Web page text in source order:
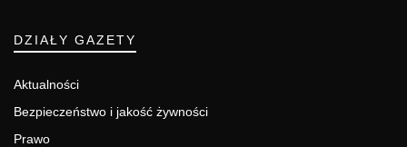
DZIAŁY GAZETY
Aktualności
Bezpieczeństwo i jakość żywności
Prawo